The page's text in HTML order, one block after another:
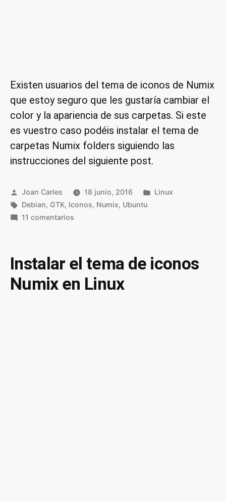
Existen usuarios del tema de iconos de Numix
que estoy seguro que les gustaría cambiar el
color y la apariencia de sus carpetas. Si este
es vuestro caso podéis instalar el tema de
carpetas Numix folders siguiendo las
instrucciones del siguiente post.
Publicado
por
Joan Carles 18 junio, 2016
Publicado
Linux
Etiquetas:
Debian, GTK, Iconos, Numix, Ubuntu
11 comentarios
y
el
diseño
Instalar el tema de iconos
Numix en Linux